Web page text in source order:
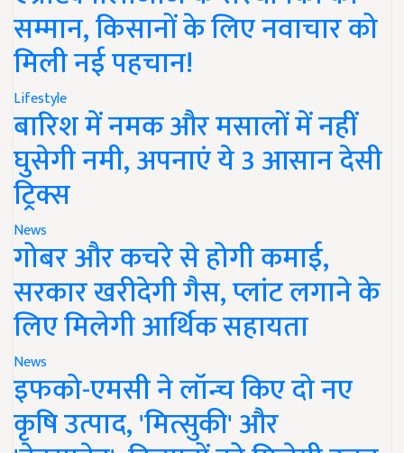
सम्मान, किसानों के लिए नवाचार को
मिली नई पहचान!
Lifestyle
बारिश में नमक और मसालों में नहीं
घुसेगी नमी, अपनाएं ये 3 आसान देसी
ट्रिक्स
News
गोबर और कचरे से होगी कमाई,
सरकार खरीदेगी गैस, प्लांट लगाने के
लिए मिलेगी आर्थिक सहायता
News
इफको-एमसी ने लॉन्च किए दो नए
कृषि उत्पाद, 'मित्सुकी' और